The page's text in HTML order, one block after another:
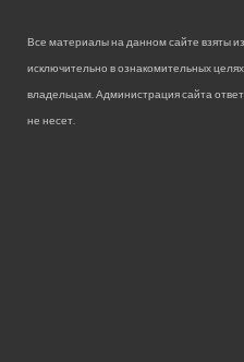
Все материалы на данном сайте взяты
исключительно в ознакомительных
владельцам. Администрация сайта
не несет.